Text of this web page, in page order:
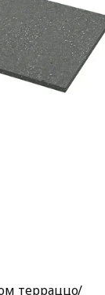
терраццо/